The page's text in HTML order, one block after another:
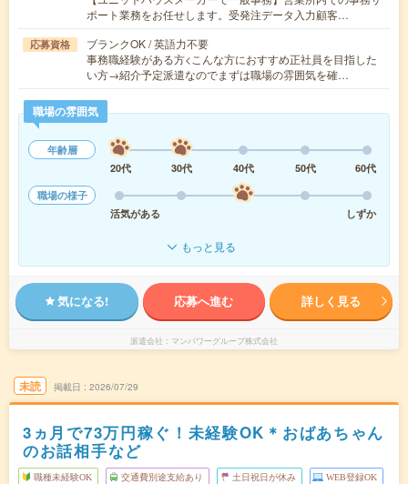
ポート業務をお任せします。受発注データ入力顧客…
応募資格
ブランクOK / 英語力不要
事務職経験がある方<こんな方におすすめ正社員を目指した
い方→紹介予定派遣なのでまずは職場の雰囲気を確…
職場の雰囲気
年齢層
20代
30代 40代 50代
60代
職場の様子
活気がある
しずか
もっと見る
気になる! 応募へ進む 詳しく見る
派遣会社 マンパワーグループ株式会社
未読 掲載日 2026/07/29
3ヵ月で73万円稼ぐ！未経験OK＊おばあちゃん
のお話相手など
職種未経験OK 交通費別途支給あり 土日祝日が休み WEB登録OK